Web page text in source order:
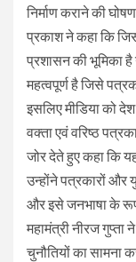
निर्माण कराने की
प्रकाश ने कहा कि
प्रशासन की भूमिका है
महत्वपूर्ण है जिसे
इसलिए मीडिया को
वक्ता एवं वरिष्ठ
जोर देते हुए कहा कि
उन्होंने पत्रकारों और
और इसे जनभाषा के
महामंत्री नीरज
चुनौतियों का सामना